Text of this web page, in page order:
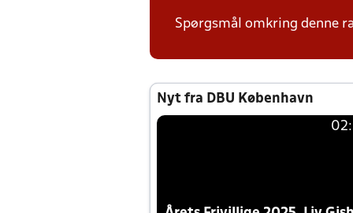
Spørgsmål omkring denne
Nyt fra DBU København